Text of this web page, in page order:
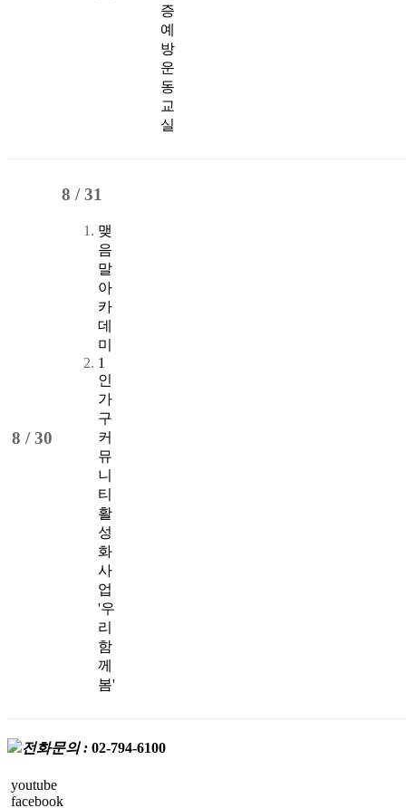
증
예
방
운
동
교
실
8 /30
8 /31
맺
음
말
아
카
데
미
1
인
가
구
커
뮤
니
티
활
성
화
사
업
'우
리
함
께
봄'
전화문의 : 02-794-6100
youtube
facebook